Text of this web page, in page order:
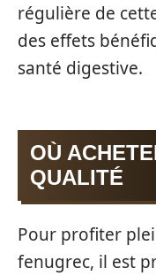
régulière de
des effets
santé digestive.
OÙ
QUALITÉ
Pour profiter
fenugrec, il est